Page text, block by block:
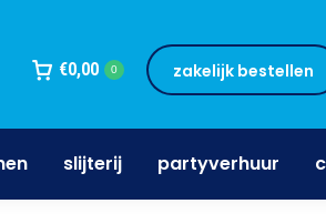
€0,00 0 zakelijk bestellen
slijterij partyverhuur